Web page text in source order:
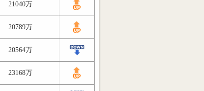
21040万
20789万
20564万
23168万